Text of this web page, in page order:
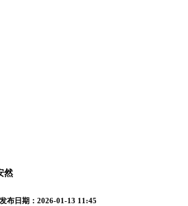
然
发布日期：2026-01-13 11:45